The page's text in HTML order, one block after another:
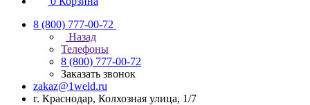
8 (800) 777-00-72
Назад
Телефоны
8 (800) 777-00-72
Заказать звонок
zakaz@1weld.ru
г. Краснодар, Колхозная улица, 1/7